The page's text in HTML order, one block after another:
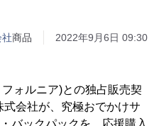
商品 2022年9月6日 09:30
ォルニア)との独占販売契
会社が、究極おでかけサ
バックパックを、応援購入